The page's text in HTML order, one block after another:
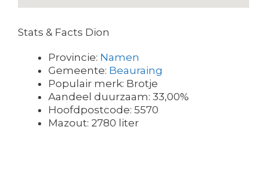
Stats & Facts Dion
Provincie: Namen
Gemeente: Beauraing
Populair merk: Brotje
Aandeel duurzaam: 33,00%
Hoofdpostcode: 5570
Mazout: 2780 liter